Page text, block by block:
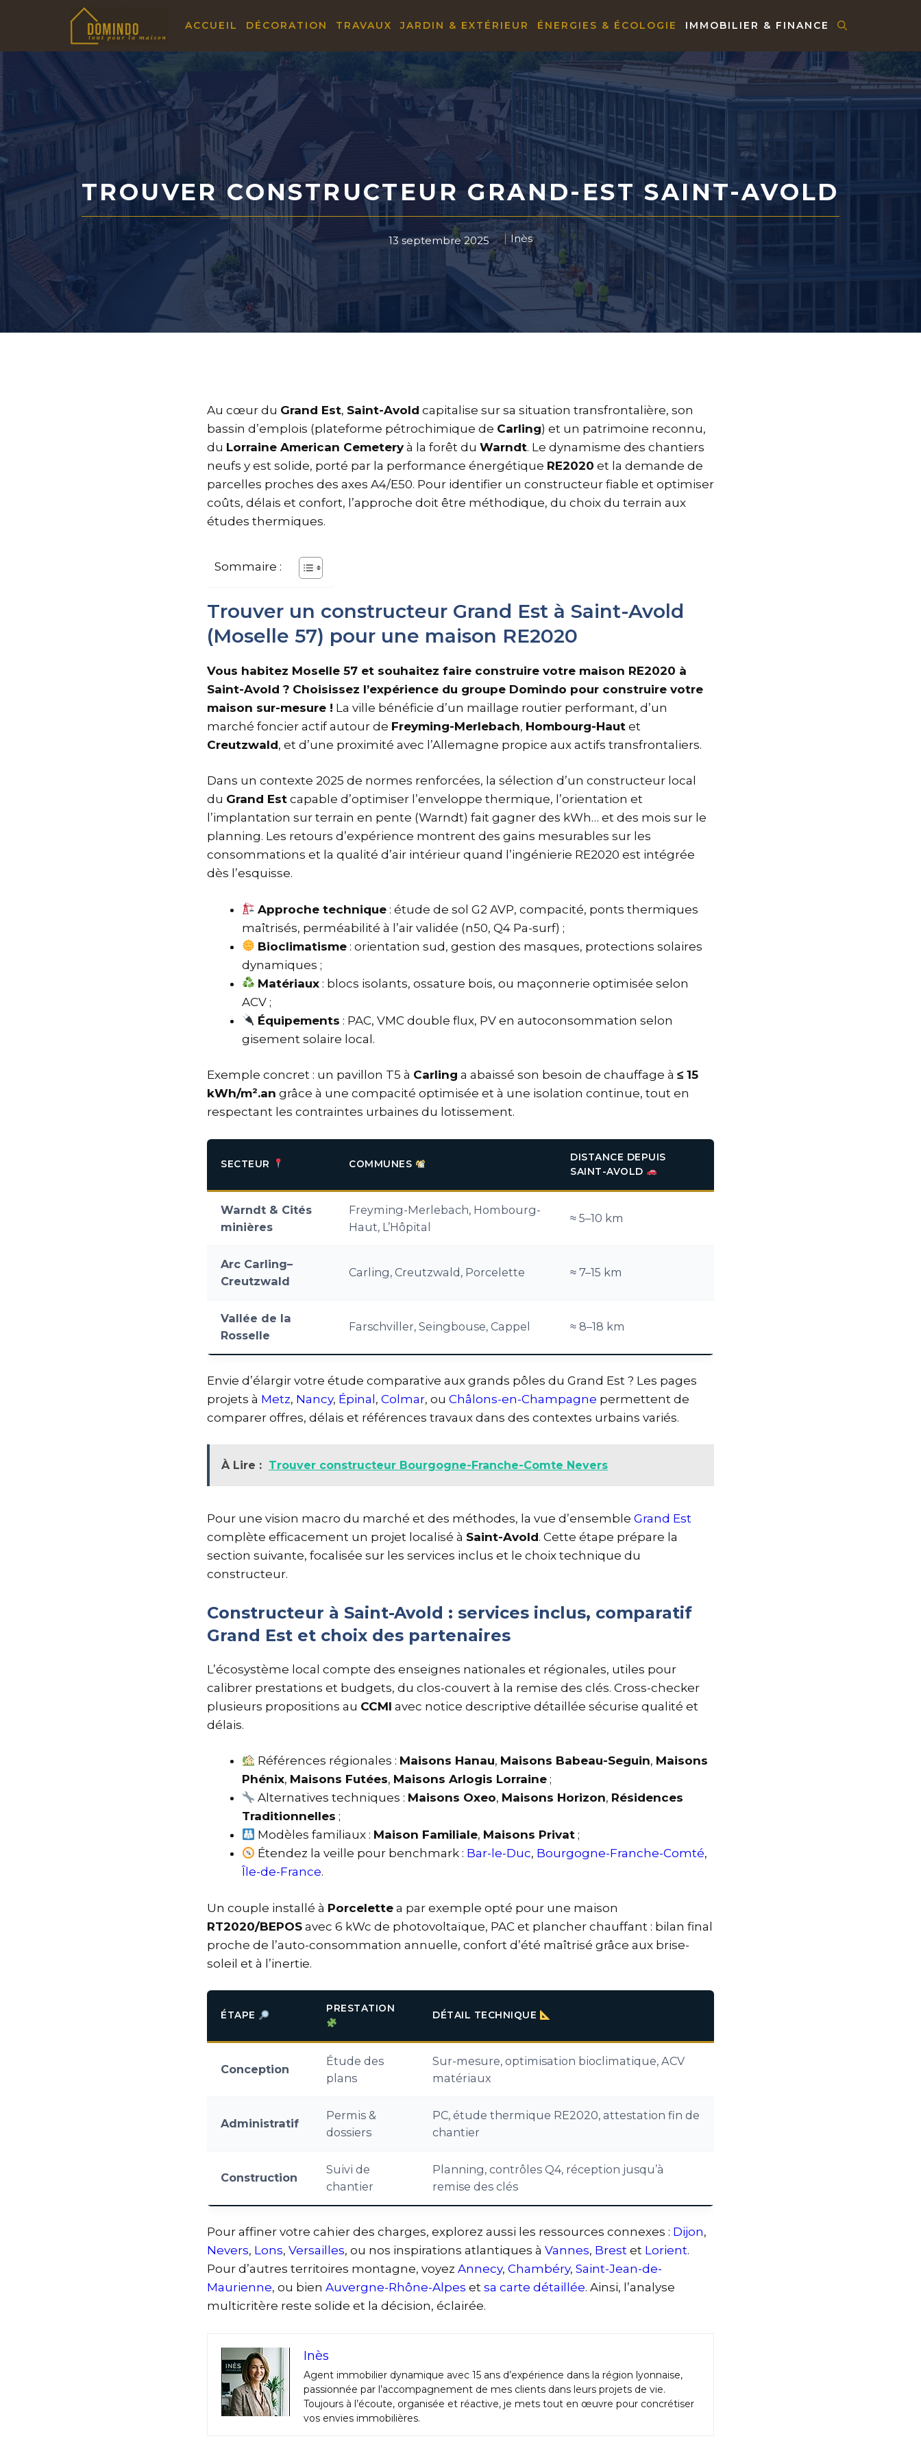
ACCUEIL DÉCORATION TRAVAUX JARDIN & EXTÉRIEUR ÉNERGIES & ÉCOLOGIE IMMOBILIER & FINANCE
TROUVER CONSTRUCTEUR GRAND-EST SAINT-AVOLD
13 septembre 2025 Inès
Au cœur du Grand Est, Saint-Avold capitalise sur sa situation transfrontalière, son
bassin d’emplois (plateforme pétrochimique de Carling) et un patrimoine reconnu,
du Lorraine American Cemeteryà la forêt du Warndt. Le dynamisme des chantiers
neufs y est solide, porté par la performance énergétique RE2020 et la demande de
parcelles proches des axes A4/E50. Pour identifier un constructeur fiable et optimiser
coûts, délais et confort, l’approche doit être méthodique, du choix du terrain aux
études thermiques.
Sommaire :
Trouver un constructeur Grand Est à Saint-Avold
(Moselle 57) pour une maison RE2020
Vous habitez Moselle 57 et souhaitez faire construire votre maison RE2020 à
Saint-Avold ? Choisissez l’expérience du groupe Domindo pour construire votre
maison sur-mesure ! La ville bénéficie d’un maillage routier performant, d’un
marché foncier actif autour de Freyming-Merlebach, Hombourg-Haut et
Creutzwald, et d’une proximité avec l’Allemagne propice aux actifs transfrontaliers.
Dans un contexte 2025 de normes renforcées, la sélection d’un constructeur local
du Grand Est capable d’optimiser l’enveloppe thermique, l’orientation et
l’implantation sur terrain en pente (Warndt) fait gagner des kWh… et des mois sur le
planning. Les retours d’expérience montrent des gains mesurables sur les
consommations et la qualité d’air intérieur quand l’ingénierie RE2020 est intégrée
dès l’esquisse.
Approche technique : étude de sol G2 AVP, compacité, ponts thermiques
maîtrisés, perméabilité à l’air validée (n50, Q4 Pa-surf) ;
Bioclimatisme : orientation sud, gestion des masques, protections solaires
dynamiques ;
Matériaux : blocs isolants, ossature bois, ou maçonnerie optimisée selon
ACV ;
Équipements : PAC, VMC double flux, PV en autoconsommation selon
gisement solaire local.
Exemple concret : un pavillon T5 à Carling a abaissé son besoin de chauffage à ≤ 15
kWh/m².an grâce à une compacité optimisée et à une isolation continue, tout en
respectant les contraintes urbaines du lotissement.
SECTEUR COMMUNES
DISTANCE DEPUIS
SAINT-AVOLD
Warndt & Cités
minières
Freyming-Merlebach, Hombourg-
Haut, L’Hôpital
≈ 5–10 km
Arc Carling–
Creutzwald
Carling, Creutzwald, Porcelette ≈ 7–15 km
Vallée de la
Rosselle
Farschviller, Seingbouse, Cappel ≈ 8–18 km
Envie d’élargir votre étude comparative aux grands pôles du Grand Est ? Les pages
projets à Metz, Nancy, Épinal, Colmar, ou Châlons-en-Champagne permettent de
comparer offres, délais et références travaux dans des contextes urbains variés.
À Lire : Trouver constructeur Bourgogne-Franche-Comte Nevers
Pour une vision macro du marché et des méthodes, la vue d’ensemble Grand Est
complète efficacement un projet localisé à Saint-Avold. Cette étape prépare la
section suivante, focalisée sur les services inclus et le choix technique du
constructeur.
Constructeur à Saint-Avold : services inclus, comparatif
Grand Est et choix des partenaires
L’écosystème local compte des enseignes nationales et régionales, utiles pour
calibrer prestations et budgets, du clos-couvert à la remise des clés. Cross-checker
plusieurs propositions au CCMI avec notice descriptive détaillée sécurise qualité et
délais.
Références régionales : Maisons Hanau, Maisons Babeau-Seguin, Maisons
Phénix, Maisons Futées, Maisons Arlogis Lorraine ;
Alternatives techniques : Maisons Oxeo, Maisons Horizon, Résidences
Traditionnelles ;
Modèles familiaux : Maison Familiale, Maisons Privat ;
Étendez la veille pour benchmark : Bar-le-Duc, Bourgogne-Franche-Comté,
Île-de-France.
Un couple installé à Porcelette a par exemple opté pour une maison
RT2020/BEPOS avec 6 kWc de photovoltaïque, PAC et plancher chauffant : bilan final
proche de l’auto-consommation annuelle, confort d’été maîtrisé grâce aux brise-
soleil et à l’inertie.
ÉTAPE
PRESTATION
DÉTAIL TECHNIQUE
Conception
Étude des
plans
Sur-mesure, optimisation bioclimatique, ACV
matériaux
Administratif
Permis &
dossiers
PC, étude thermique RE2020, attestation fin de
chantier
Construction
Suivi de
chantier
Planning, contrôles Q4, réception jusqu’à
remise des clés
Pour affiner votre cahier des charges, explorez aussi les ressources connexes : Dijon,
Nevers, Lons, Versailles, ou nos inspirations atlantiques à Vannes, Brest et Lorient.
Pour d’autres territoires montagne, voyez Annecy, Chambéry, Saint-Jean-de-
Maurienne, ou bien Auvergne-Rhône-Alpes et sa carte détaillée. Ainsi, l’analyse
multicritère reste solide et la décision, éclairée.
Inès
Agent immobilier dynamique avec 15 ans d’expérience dans la région lyonnaise,
passionnée par l’accompagnement de mes clients dans leurs projets de vie.
Toujours à l’écoute, organisée et réactive, je mets tout en œuvre pour concrétiser
vos envies immobilières.